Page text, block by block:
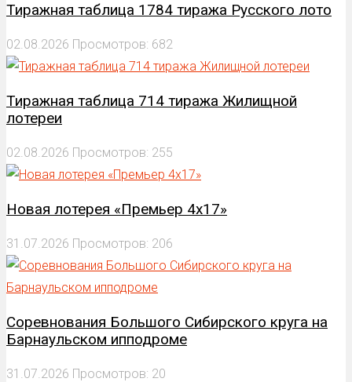
Тиражная таблица 1784 тиража Русского лото
02.08.2026 Просмотров: 682
Тиражная таблица 714 тиража Жилищной
лотереи
02.08.2026 Просмотров: 255
Новая лотерея «Премьер 4х17»
31.07.2026 Просмотров: 206
Соревнования Большого Сибирского круга на
Барнаульском ипподроме
31.07.2026 Просмотров: 20